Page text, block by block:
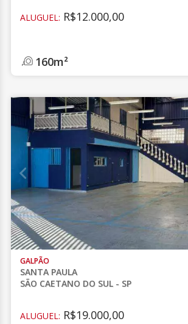
ALUGUEL: R$12.000,00
160m²
GALPÃO
SANTA PAULA
SÃO CAETANO DO SUL - SP
ALUGUEL: R$19.000,00